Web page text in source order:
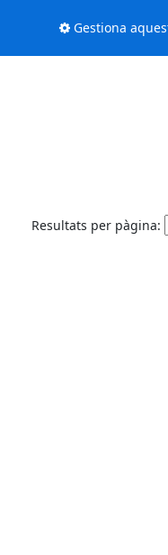
Gestiona
Resultats per pàgina: